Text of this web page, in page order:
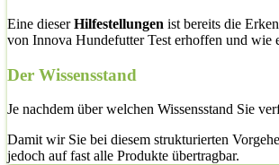
Eine dieserHilfestellungen ist bereits die
von Innova Hundefutter Test erhoffen und wie
Der Wissensstand
Je nachdem über welchen Wissensstand Sie
Damit wir Sie bei diesem strukturierten
jedoch auf fast alle Produkte übertragbar.